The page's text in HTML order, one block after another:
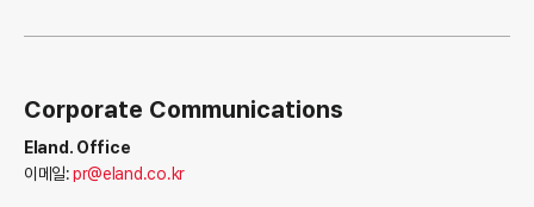
Corporate Communications
Eland. Office
이메일:pr@eland.co.kr